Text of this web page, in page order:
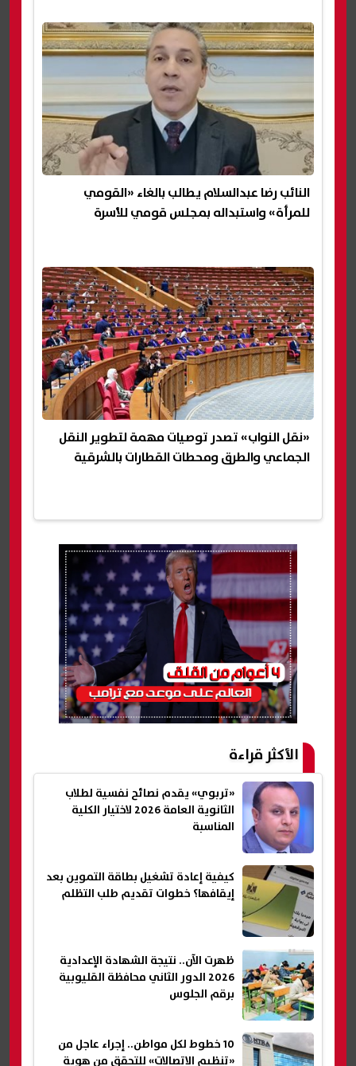
النائب رضا عبدالسلام يطالب بالغاء «القومي
للمرأة» واستبداله بمجلس قومي للأسرة
«نقل النواب» تصدر توصيات مهمة لتطوير النقل
الجماعي والطرق ومحطات القطارات بالشرقية
الأكثر قراءة
«تربوي» يقدم نصائح نفسية لطلاب
الثانوية العامة 2026 لاختيار الكلية
المناسبة
كيفية إعادة تشغيل بطاقة التموين بعد
إيقافها؟ خطوات تقديم طلب التظلم
ظهرت الآن.. نتيجة الشهادة الإعدادية
2026 الدور الثاني محافظة القليوبية
برقم الجلوس
10 خطوط لكل مواطن.. إجراء عاجل من
«تنظيم الاتصالات» للتحقق من هوية